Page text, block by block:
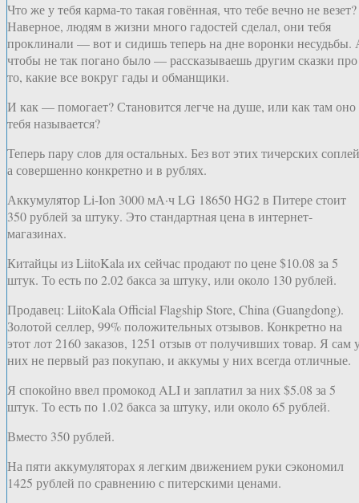
Что же у тебя карма-то такая говённая, что тебе вечно не везет?
Наверное, людям в жизни много гадостей сделал, они тебя
проклинали — вот и сидишь теперь на дне воронки несудьбы.
чтобы не так погано было — рассказываешь другим сказки про
то, какие все вокруг гады и обманщики.
И как — помогает? Становится легче на душе, или как там оно
тебя называется?
Теперь пару слов для остальных. Без вот этих тичерских
а совершенно конкретно и в рублях.
Аккумулятор Li-Ion 3000 мА·ч LG 18650 HG2 в Питере стоит
350 рублей за штуку. Это стандартная цена в интернет-
магазинах.
Китайцы из LiitoKala их сейчас продают по цене $10.08 за 5
штук. То есть по 2.02 бакса за штуку, или около 130 рублей.
Продавец: LiitoKala Official Flagship Store, China (Guangdong).
Золотой селлер, 99% положительных отзывов. Конкретно на
этот лот 2160 заказов, 1251 отзыв от получивших товар. Я сам
них не первый раз покупаю, и аккумы у них всегда отличные.
Я спокойно ввел промокод ALI и заплатил за них $5.08 за 5
штук. То есть по 1.02 бакса за штуку, или около 65 рублей.
Вместо 350 рублей.
На пяти аккумуляторах я легким движением руки сэкономил
1425 рублей по сравнению с питерскими ценами.